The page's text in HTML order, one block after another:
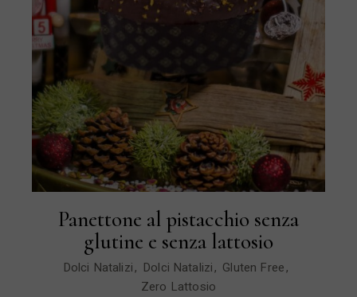
Panettone al pistacchio senza
glutine e senza lattosio
Dolci Natalizi Dolci Natalizi
Gluten Free
Zero Lattosio